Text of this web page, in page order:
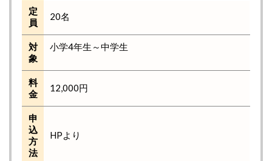
定
員
20名
対
象
小学4年生～中学生
料
金
12,000円
申
込
方
法
HPより